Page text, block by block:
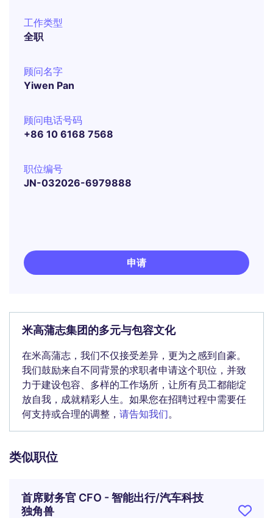
工作类型
全职
顾问名字
Yiwen Pan
顾问电话号码
+86 10 6168 7568
职位编号
JN-032026-6979888
申请
米高蒲志集团的多元与包容文化
在米高蒲志，我们不仅接受差异，更为之感到自豪。
我们鼓励来自不同背景的求职者申请这个职位，并致
力于建设包容、多样的工作场所，让所有员工都能绽
放自我，成就精彩人生。如果您在招聘过程中需要任
何支持或合理的调整， 请告知我们。
类似职位
首席财务官 CFO - 智能出行/汽车科技
独角兽